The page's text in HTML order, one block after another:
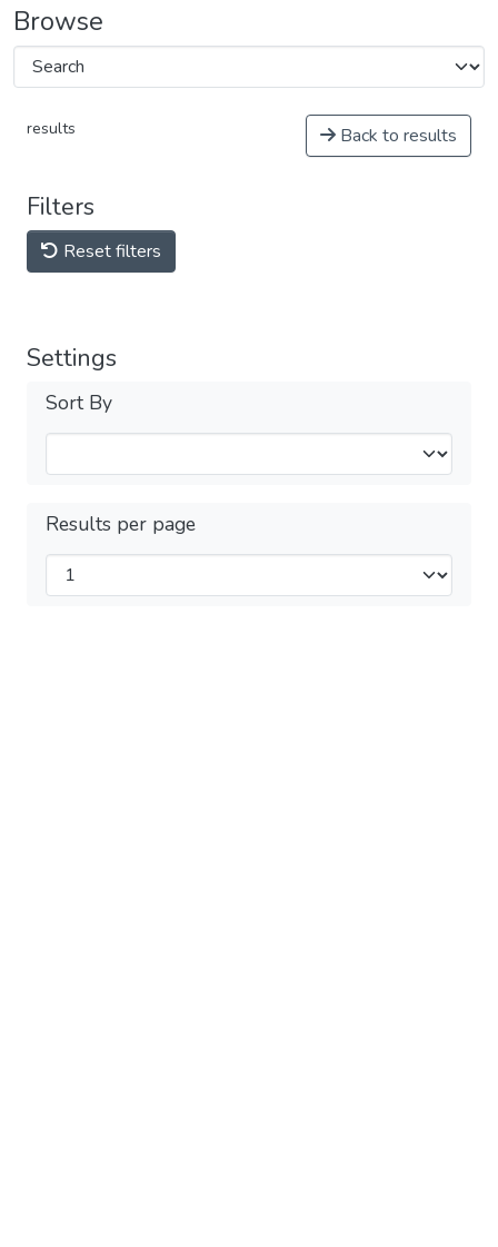
Browse
results Back to results
Filters
Reset filters
Settings
Sort By
Results per page